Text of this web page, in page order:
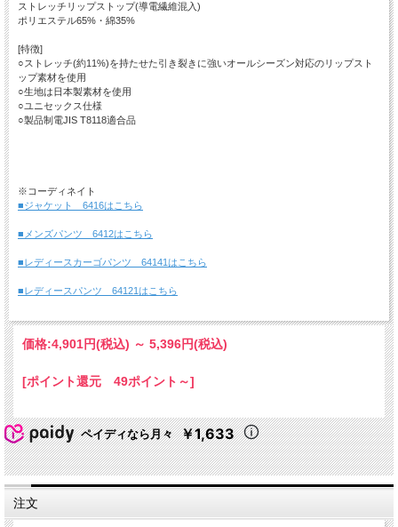
ストレッチリップストップ(導電繊維混入)
ポリエステル65%・綿35%
[特徴]
○ストレッチ(約11%)を持たせた引き裂きに強いオールシーズン対応のリップスト
ップ素材を使用
○生地は日本製素材を使用
○ユニセックス仕様
○製品制電JIS T8118適合品
※コーディネイト
■ジャケット 6416はこちら
■メンズパンツ 6412はこちら
■レディースカーゴパンツ 64141はこちら
■レディースパンツ 64121はこちら
価格:4,901円(税込) ～ 5,396円(税込)
[ポイント還元 49ポイント～]
ペイディなら月々 ￥1,633
注文